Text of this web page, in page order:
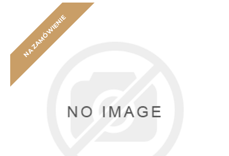
NA ZAMÓWIENIE